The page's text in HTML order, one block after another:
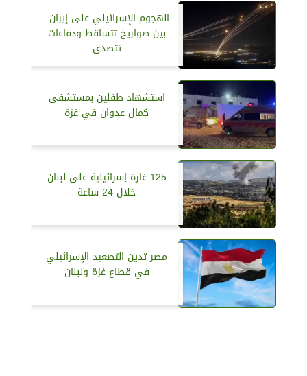
الهجوم الإسرائيلي على إيران..
بين صواريخ تتساقط ودفاعات
تتصدى
استشهاد طفلين بمستشفى
كمال عدوان في غزة
125 غارة إسرائيلية على لبنان
خلال 24 ساعة
مصر تدين التصعيد الإسرائيلي
في قطاع غزة ولبنان